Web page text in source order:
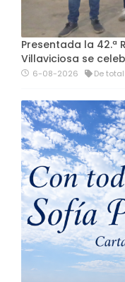
Presentada la 42.ª
Villaviciosa se
6-08-2026 De